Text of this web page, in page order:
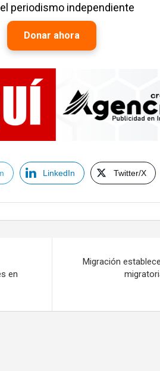
periodismo independiente
Donar ahora
LinkedIn Twitter/X
en
Migración